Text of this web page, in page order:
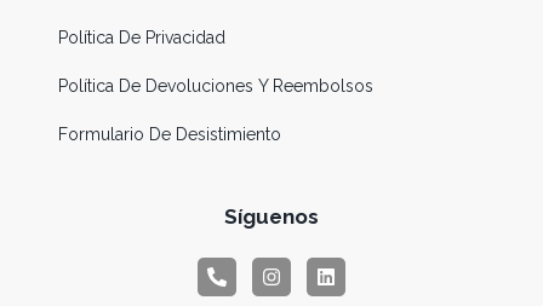
Política De Privacidad
Política De Devoluciones Y Reembolsos
Formulario De Desistimiento
Síguenos